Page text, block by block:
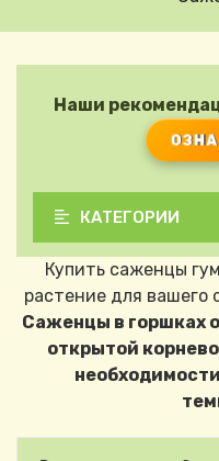
Наши
КАТЕГОРИИ
Купить саженцы
растение для вашего
Саженцы в горшках
открытой